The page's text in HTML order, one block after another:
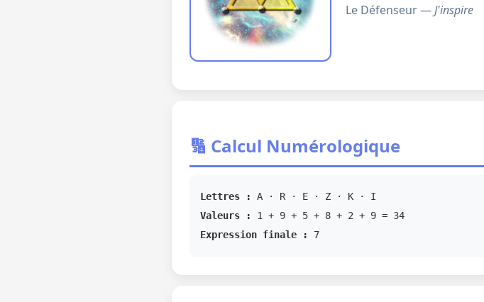
Le Défenseur —J'inspire
🔢 Calcul Numérologique
Lettres :
A · R · E · Z · K · I
Valeurs :
1 + 9 + 5 + 8 + 2 + 9 = 34
Expression finale :
7